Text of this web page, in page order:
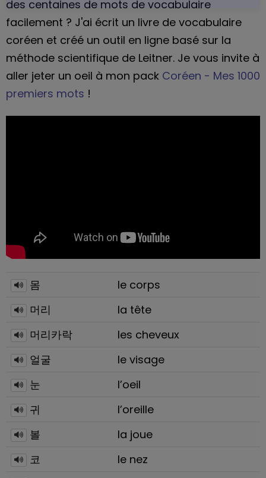
des centaines de mots de vocabulaire
facilement ? J'ai écrit un livre de vocabulaire
coréen et créé un outil en ligne basé sur la
méthode scientifique de Leitner. Je vous invite à
aller jeter un oeil à mon pack Coréen - Mes 1000
premiers mots !
몸
le corps
머리
la tête
머리카락
les cheveux
얼굴
le visage
눈
l’oeil
귀
l’oreille
볼
la joue
코
le nez
bénéficier d'offres en rapport avec le coréen en sachant
que je peux me désabonner à tout moment
Recevoir le guide !
Je hais les spams : votre adresse email ne sera jamais cédée ni